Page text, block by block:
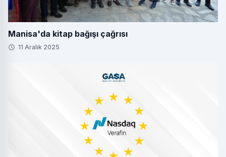
Manisa'da kitap bağışı çağrısı
11 Aralık 2025